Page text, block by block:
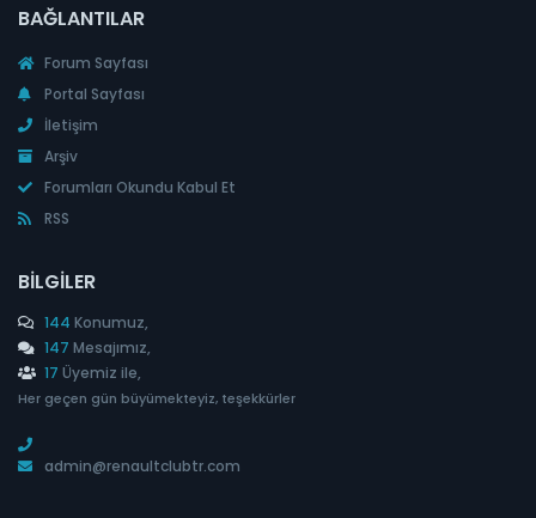
BAĞLANTILAR
Forum Sayfası
Portal Sayfası
İletişim
Arşiv
Forumları Okundu Kabul Et
RSS
BILGILER
144 Konumuz,
147 Mesajımız,
17 Üyemiz ile,
Her geçen gün büyümekteyiz, teşekkürler
admin@renaultclubtr.com